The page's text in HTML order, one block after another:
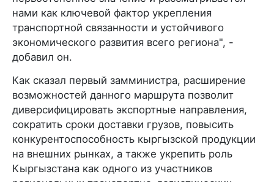
нами как ключевой фактор укрепления
транспортной связанности и устойчивого
экономического развития всего региона", -
добавил он.
Как сказал первый замминистра, расширение
возможностей данного маршрута позволит
диверсифицировать экспортные направления,
сократить сроки доставки грузов, повысить
конкурентоспособность кыргызской продукции
на внешних рынках, а также укрепить роль
Кыргызстана как одного из участников